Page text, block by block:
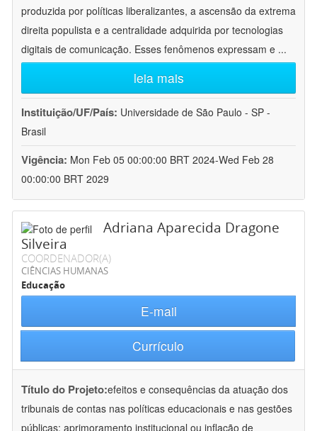
produzida por políticas liberalizantes, a ascensão da extrema
direita populista e a centralidade adquirida por tecnologias
digitais de comunicação. Esses fenômenos expressam e ...
leia mais
Instituição/UF/País: Universidade de São Paulo - SP -
Brasil
Vigência: Mon Feb 05 00:00:00 BRT 2024-Wed Feb 28
00:00:00 BRT 2029
Adriana Aparecida Dragone
Silveira
COORDENADOR(A)
CIÊNCIAS HUMANAS
Educação
E-mail
Currículo
Título do Projeto:efeitos e consequências da atuação dos
tribunais de contas nas políticas educacionais e nas gestões
públicas: aprimoramento institucional ou inflação de